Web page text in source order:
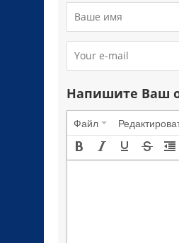
Напишите Ваш
Файл